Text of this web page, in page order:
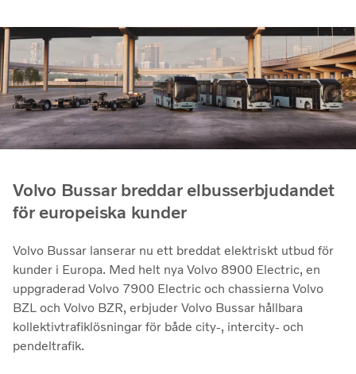
Volvo Bussar breddar elbusserbjudandet
för europeiska kunder
Volvo Bussar lanserar nu ett breddat elektriskt utbud för
kunder i Europa. Med helt nya Volvo 8900 Electric, en
uppgraderad Volvo 7900 Electric och chassierna Volvo
BZL och Volvo BZR, erbjuder Volvo Bussar hållbara
kollektivtrafiklösningar för både city-, intercity- och
pendeltrafik.